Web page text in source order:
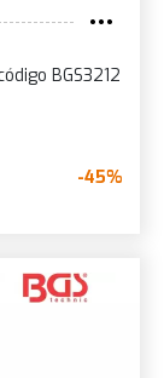
BGS3212
-45%